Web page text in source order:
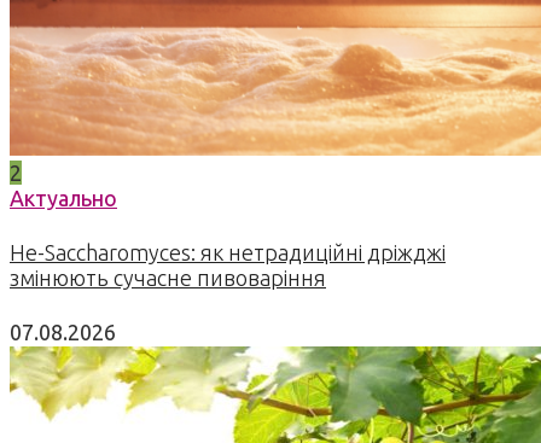
2
Актуально
Не-Saccharomyces: як нетрадиційні дріжджі
змінюють сучасне пивоваріння
07.08.2026